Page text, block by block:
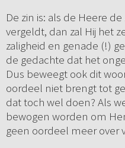
De zin is: als de Heere
vergeldt, dan zal Hij het
zaligheid en genade (!)
de gedachte dat het
Dus beweegt ook dit
oordeel niet brengt tot
dat toch wel doen? Als
bewogen worden om
geen oordeel meer over